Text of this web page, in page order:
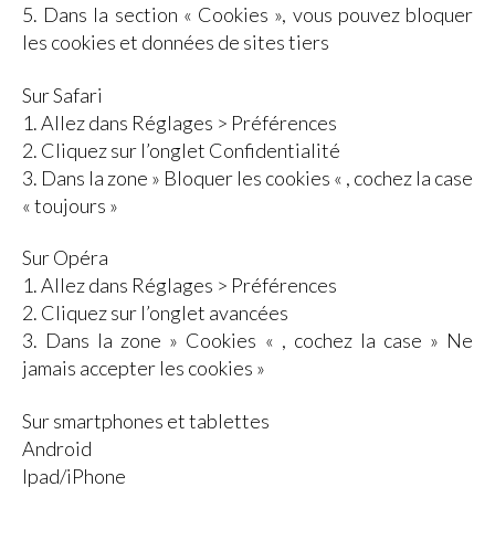
5. Dans la section « Cookies », vous pouvez bloquer
les cookies et données de sites tiers
Sur Safari
1. Allez dans Réglages > Préférences
2. Cliquez sur l’onglet Confidentialité
3. Dans la zone » Bloquer les cookies « , cochez la case
« toujours »
Sur Opéra
1. Allez dans Réglages > Préférences
2. Cliquez sur l’onglet avancées
3. Dans la zone » Cookies « , cochez la case » Ne
jamais accepter les cookies »
Sur smartphones et tablettes
Android
Ipad/iPhone